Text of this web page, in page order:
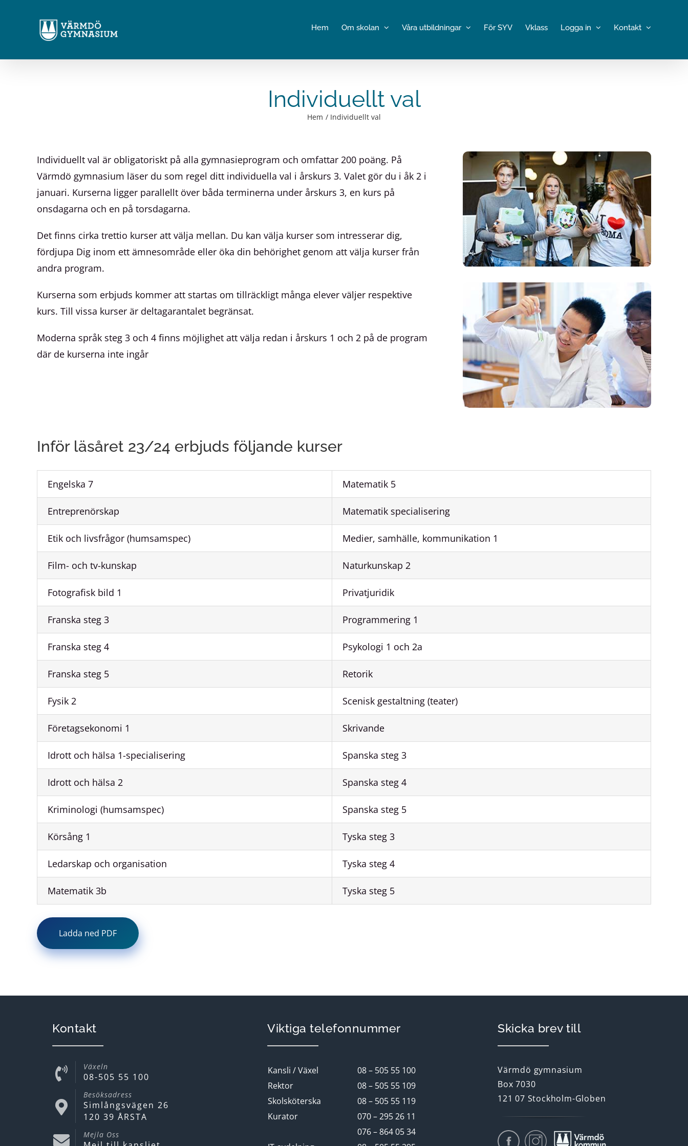
innehållet
Hem Om skolan Våra utbildningar För SYV Vklass Logga in Kontakt
Individuellt val
Hem Individuellt val
Individuellt val är obligatoriskt på alla gymnasieprogram och omfattar 200 poäng. På
Värmdö gymnasium läser du som regel ditt individuella val i årskurs 3. Valet gör du i åk 2 i
januari. Kurserna ligger parallellt över båda terminerna under årskurs 3, en kurs på
onsdagarna och en på torsdagarna.
Det finns cirka trettio kurser att välja mellan. Du kan välja kurser som intresserar dig,
fördjupa Dig inom ett ämnesområde eller öka din behörighet genom att välja kurser från
andra program.
Kurserna som erbjuds kommer att startas om tillräckligt många elever väljer respektive
kurs. Till vissa kurser är deltagarantalet begränsat.
Moderna språk steg 3 och 4 finns möjlighet att välja redan i årskurs 1 och 2 på de program
där de kurserna inte ingår
Inför läsåret 23/24 erbjuds följande kurser
Engelska 7 Matematik 5
Entreprenörskap Matematik specialisering
Etik och livsfrågor (humsamspec) Medier, samhälle, kommunikation 1
Film- och tv-kunskap Naturkunskap 2
Fotografisk bild 1 Privatjuridik
Franska steg 3 Programmering 1
Franska steg 4 Psykologi 1 och 2a
Franska steg 5 Retorik
Fysik 2 Scenisk gestaltning (teater)
Företagsekonomi 1 Skrivande
Idrott och hälsa 1-specialisering Spanska steg 3
Idrott och hälsa 2 Spanska steg 4
Kriminologi (humsamspec) Spanska steg 5
Körsång 1 Tyska steg 3
Ledarskap och organisation Tyska steg 4
Matematik 3b Tyska steg 5
Ladda ned PDF
Kontakt
Växeln
08-505 55 100
Besöksadress
Simlångsvägen 26
120 39 ÅRSTA
Mejla Oss
Viktiga telefonnummer
Kansli / Växel
08 – 505 55 100
Rektor
08 – 505 55 109
Skolsköterska
08 – 505 55 119
Kurator
070 – 295 26 11
076 – 864 05 34
Skicka brev till
Värmdö gymnasium
Box 7030
121 07 Stockholm-Globen